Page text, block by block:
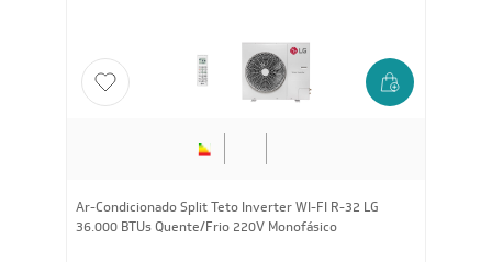
Ar-Condicionado Split Teto Inverter WI-FI R-32 LG
36.000 BTUs Quente/Frio 220V Monofásico